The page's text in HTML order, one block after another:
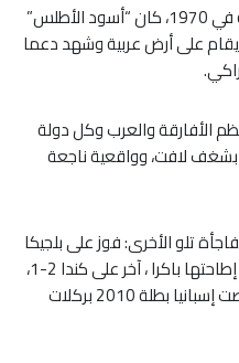
في مشاركته السادسة بعد الافتتاحية في 1970، كان “أسود الأطلس”
على أرض عربية وشهد دعما
الأفارقة والعرب وكل دولة
بشغف لافت، وواقعية ناجعة
كرواتيا (0-0)، ثم مفاجأة تلو الأخرى: فوز على بلجيكا
ثالثة 2018 بهدفين والمساهمة في إطاحتها باكرا ، آخر على كندا 2-1،
ثم أولى المفاجآت الضخمة عندما أقصت إسبانيا بطلة 2010 بركلات